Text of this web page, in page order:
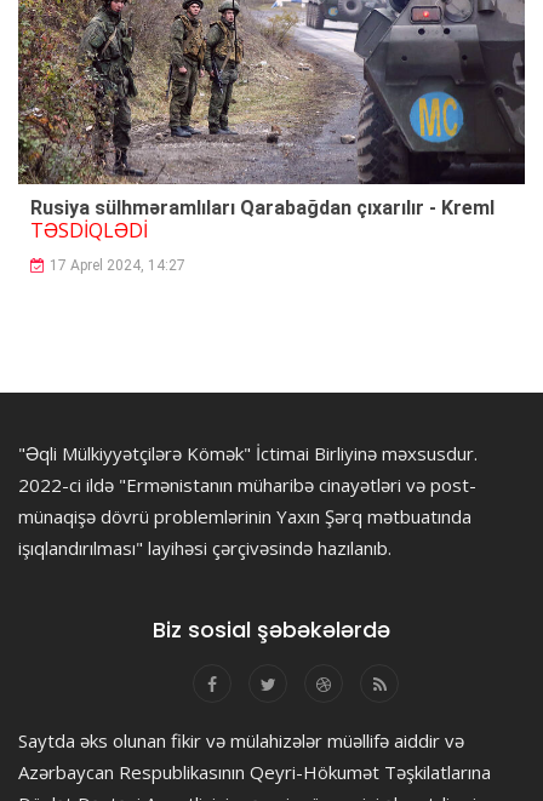
Rusiya sülhməramlıları Qarabağdan çıxarılır - Kreml
TƏSDİQLƏDİ
17 Aprel 2024, 14:27
"Əqli Mülkiyyətçilərə Kömək" İctimai Birliyinə məxsusdur.
2022-ci ildə "Ermənistanın müharibə cinayətləri və post-
münaqişə dövrü problemlərinin Yaxın Şərq mətbuatında
işıqlandırılması" layihəsi çərçivəsində hazılanıb.
Biz sosial şəbəkələrdə
Saytda əks olunan fikir və mülahizələr müəllifə aiddir və
Azərbaycan Respublikasının Qeyri-Hökumət Təşkilatlarına